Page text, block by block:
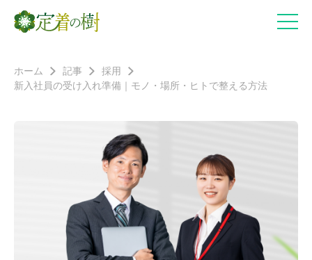
ホーム 記事
採用
新入社員の受け入れ準備｜モノ・場所・ヒトで整える方法